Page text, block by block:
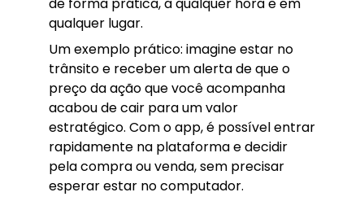
qualquer lugar.
Um exemplo prático: imagine estar no
trânsito e receber um alerta de que o
preço da ação que você acompanha
acabou de cair para um valor
estratégico. Com o app, é possível entrar
rapidamente na plataforma e decidir
pela compra ou venda, sem precisar
esperar estar no computador.